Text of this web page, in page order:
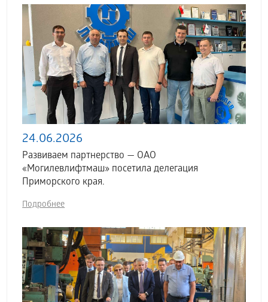
24.06.2026
Развиваем партнерство — ОАО
«Могилевлифтмаш» посетила делегация
Приморского края.
Подробнее